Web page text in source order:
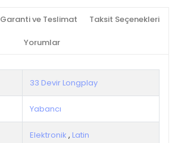
Garanti ve Teslimat Taksit Seçenekleri
Yorumlar
33 Devir Longplay
Yabancı
Elektronik , Latin